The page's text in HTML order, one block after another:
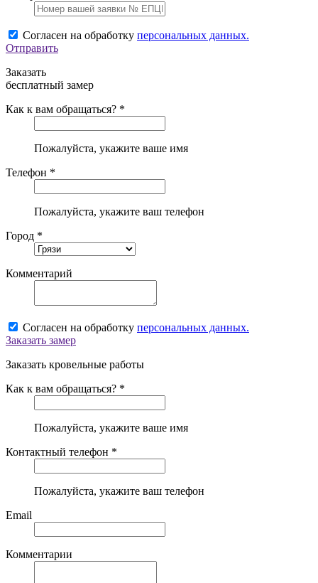
Согласен на обработку персональных данных.
Отправить
Заказать
бесплатный замер
Как к вам обращаться? *
Пожалуйста, укажите ваше имя
Телефон *
Пожалуйста, укажите ваш телефон
Город *
Комментарий
Согласен на обработку персональных данных.
Заказать замер
Заказать кровельные работы
Как к вам обращаться? *
Пожалуйста, укажите ваше имя
Контактный телефон *
Пожалуйста, укажите ваш телефон
Email
Комментарии